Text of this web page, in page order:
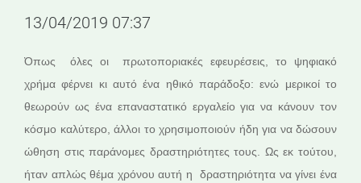
13/04/2019 07:37
Όπως όλες οι πρωτοποριακές εφευρέσεις, το ψηφιακό
χρήμα φέρνει κι αυτό ένα ηθικό παράδοξο: ενώ μερικοί το
θεωρούν ως ένα επαναστατικό εργαλείο για να κάνουν τον
κόσμο καλύτερο, άλλοι το χρησιμοποιούν ήδη για να δώσουν
ώθηση στις παράνομες δραστηριότητες τους. Ως εκ τούτου,
ήταν απλώς θέμα χρόνου αυτή η δραστηριότητα να γίνει ένα